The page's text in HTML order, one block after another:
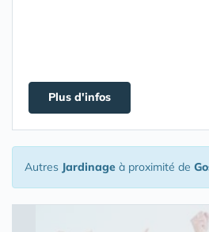
Plus d'infos
Autres Jardinage à proximité de